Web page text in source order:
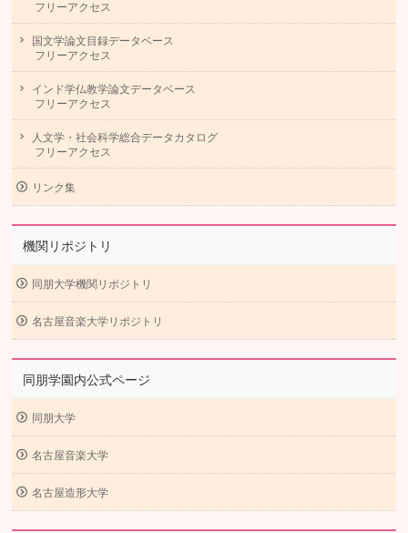
フリーアクセス
国文学論文目録データベース
フリーアクセス
インド学仏教学論文データベース
フリーアクセス
人文学・社会科学総合データカタログ
フリーアクセス
リンク集
機関リポジトリ
同朋大学機関リポジトリ
名古屋音楽大学リポジトリ
同朋学園内公式ページ
同朋大学
名古屋音楽大学
名古屋造形大学